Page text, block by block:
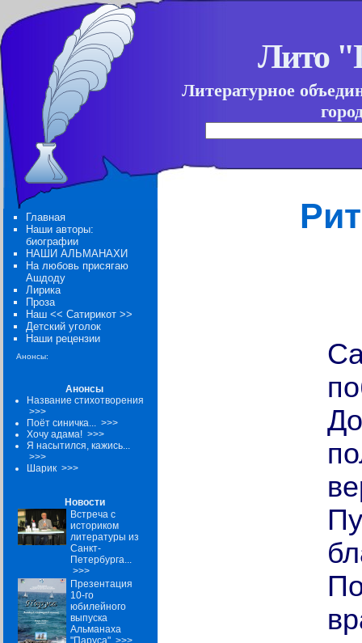
Лито
Литературное
Главная
Наши авторы:
биографии
НАШИ АЛЬМАНАХИ
На любовь присягаю
Ашдоду
Лирика
Проза
Наш << Сатирикот >>
Детский уголок
Наши рецензии
Анонсы:
Анонсы
Название стихотворения
>>>
Поёт синичка... >>>
Хочу адама! >>>
Я насытился, кажись...
>>>
Шарик >>>
Новости
Встреча с
историком
литературы из
Санкт-
Петербурга...
>>>
Презентация
10-го
юбилейного
выпуска
Альманаха
"Паруса" >>>